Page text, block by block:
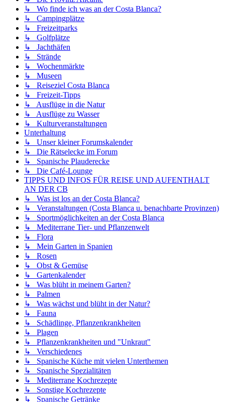
↳ Wo finde ich was an der Costa Blanca?
↳ Campingplätze
↳ Freizeitparks
↳ Golfplätze
↳ Jachthäfen
↳ Strände
↳ Wochenmärkte
↳ Museen
↳ Reiseziel Costa Blanca
↳ Freizeit-Tipps
↳ Ausflüge in die Natur
↳ Ausflüge zu Wasser
↳ Kulturveranstaltungen
Unterhaltung
↳ Unser kleiner Forumskalender
↳ Die Rätselecke im Forum
↳ Spanische Plauderecke
↳ Die Café-Lounge
TIPPS UND INFOS FÜR REISE UND AUFENTHALT
AN DER CB
↳ Was ist los an der Costa Blanca?
↳ Veranstaltungen (Costa Blanca u. benachbarte Provinzen)
↳ Sportmöglichkeiten an der Costa Blanca
↳ Mediterrane Tier- und Pflanzenwelt
↳ Flora
↳ Mein Garten in Spanien
↳ Rosen
↳ Obst & Gemüse
↳ Gartenkalender
↳ Was blüht in meinem Garten?
↳ Palmen
↳ Was wächst und blüht in der Natur?
↳ Fauna
↳ Schädlinge, Pflanzenkrankheiten
↳ Plagen
↳ Pflanzenkrankheiten und "Unkraut"
↳ Verschiedenes
↳ Spanische Küche mit vielen Unterthemen
↳ Spanische Spezialitäten
↳ Mediterrane Kochrezepte
↳ Sonstige Kochrezepte
↳ Spanische Getränke